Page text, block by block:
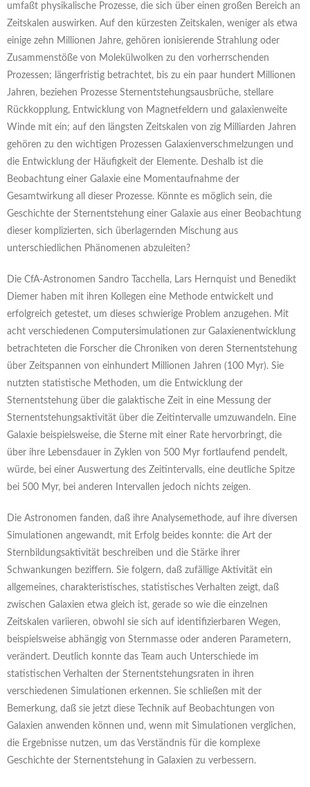
umfaßt physikalische Prozesse, die sich über einen großen Bereich an
Zeitskalen auswirken. Auf den kürzesten Zeitskalen, weniger als etwa
einige zehn Millionen Jahre, gehören ionisierende Strahlung oder
Zusammenstöße von Molekülwolken zu den vorherrschenden
Prozessen; längerfristig betrachtet, bis zu ein paar hundert Millionen
Jahren, beziehen Prozesse Sternentstehungsausbrüche, stellare
Rückkopplung, Entwicklung von Magnetfeldern und galaxienweite
Winde mit ein; auf den längsten Zeitskalen von zig Milliarden Jahren
gehören zu den wichtigen Prozessen Galaxienverschmelzungen und
die Entwicklung der Häufigkeit der Elemente. Deshalb ist die
Beobachtung einer Galaxie eine Momentaufnahme der
Gesamtwirkung all dieser Prozesse. Könnte es möglich sein, die
Geschichte der Sternentstehung einer Galaxie aus einer Beobachtung
dieser komplizierten, sich überlagernden Mischung aus
unterschiedlichen Phänomenen abzuleiten?
Die CfA-Astronomen Sandro Tacchella, Lars Hernquist und Benedikt
Diemer haben mit ihren Kollegen eine Methode entwickelt und
erfolgreich getestet, um dieses schwierige Problem anzugehen. Mit
acht verschiedenen Computersimulationen zur Galaxienentwicklung
betrachteten die Forscher die Chroniken von deren Sternentstehung
über Zeitspannen von einhundert Millionen Jahren (100 Myr). Sie
nutzten statistische Methoden, um die Entwicklung der
Sternentstehung über die galaktische Zeit in eine Messung der
Sternentstehungsaktivität über die Zeitintervalle umzuwandeln. Eine
Galaxie beispielsweise, die Sterne mit einer Rate hervorbringt, die
über ihre Lebensdauer in Zyklen von 500 Myr fortlaufend pendelt,
würde, bei einer Auswertung des Zeitintervalls, eine deutliche Spitze
bei 500 Myr, bei anderen Intervallen jedoch nichts zeigen.
Die Astronomen fanden, daß ihre Analysemethode, auf ihre diversen
Simulationen angewandt, mit Erfolg beides konnte: die Art der
Sternbildungsaktivität beschreiben und die Stärke ihrer
Schwankungen beziffern. Sie folgern, daß zufällige Aktivität ein
allgemeines, charakteristisches, statistisches Verhalten zeigt, daß
zwischen Galaxien etwa gleich ist, gerade so wie die einzelnen
Zeitskalen variieren, obwohl sie sich auf identifizierbaren Wegen,
beispielsweise abhängig von Sternmasse oder anderen Parametern,
verändert. Deutlich konnte das Team auch Unterschiede im
statistischen Verhalten der Sternentstehungsraten in ihren
verschiedenen Simulationen erkennen. Sie schließen mit der
Bemerkung, daß sie jetzt diese Technik auf Beobachtungen von
Galaxien anwenden können und, wenn mit Simulationen verglichen,
die Ergebnisse nutzen, um das Verständnis für die komplexe
Geschichte der Sternentstehung in Galaxien zu verbessern.